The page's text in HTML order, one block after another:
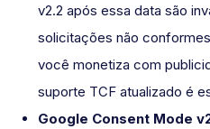
v2.2 após essa data são
solicitações não
você monetiza com
suporte TCF atualizado é
Google Consent Mode